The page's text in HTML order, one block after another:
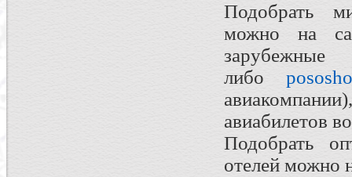
Подобрать
можно на
либо
авиабилетов
Подобрать
отелей можно